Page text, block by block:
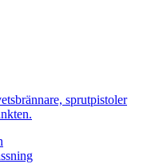
sprutpistoler